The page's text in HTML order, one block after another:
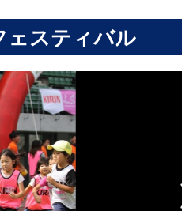
ェスティバル